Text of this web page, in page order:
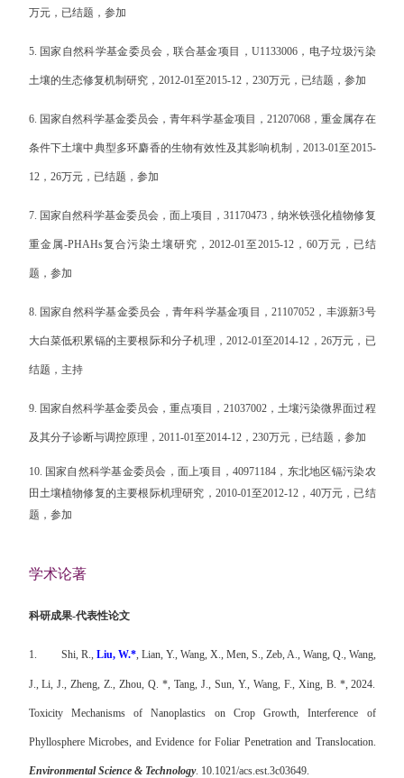
万元，已结题，参加
5. 国家自然科学基金委员会，联合基金项目， U1133006，电子垃圾污染
土壤的生态修复机制研究， 2012-01至2015-12， 230万元，已结题，参加
6. 国家自然科学基金委员会，青年科学基金项目，21207068 ，重金属存在
条件下土壤中典型多环麝香的生物有效性及其影响机制，2013-01至2015-
12， 26万元，已结题，参加
7. 国家自然科学基金委员会，面上项目，31170473 ，纳米铁强化植物修复
重金属-PHAHs复合污染土壤研究， 2012-01至2015-12， 60万元，已结
题，参加
8. 国家自然科学基金委员会，青年科学基金项目， 21107052 ，丰源新3号
大白菜低积累镉的主要根际和分子机理， 2012-01至2014-12 ， 26万元，已
结题，主持
9. 国家自然科学基金委员会，重点项目，21037002 ，土壤污染微界面过程
及其分子诊断与调控原理， 2011-01至2014-12， 230万元，已结题，参加
10. 国家自然科学基金委员会，面上项目，40971184 ，东北地区镉污染农
田土壤植物修复的主要根际机理研究， 2010-01至2012-12 ， 40万元，已结
题，参加
学术论著
科研成果-代表性论文
1. Shi, R., Liu, W.*, Lian, Y., Wang, X., Men, S., Zeb, A., Wang, Q., Wang,
J., Li, J., Zheng, Z., Zhou, Q. *, Tang, J., Sun, Y., Wang, F., Xing, B. *, 2024.
Toxicity Mechanisms of Nanoplastics on Crop Growth, Interference of
Phyllosphere Microbes, and Evidence for Foliar Penetration and Translocation.
Environmental Science & Technology. 10.1021/acs.est.3c03649.